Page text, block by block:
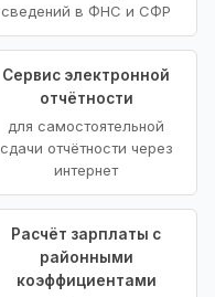
сведений в ФНС и СФР
Сервис электронной
отчётности
для самостоятельной
сдачи отчётности через
интернет
Расчёт зарплаты с
районными
коэффициентами